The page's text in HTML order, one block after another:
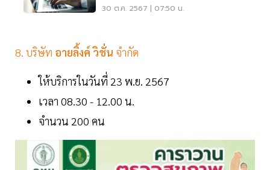
30 ต.ค. 2567 | 07:50 น.
8. บริษัท อายลิ้งค์ วิชั่น จำกัด
ให้บริการในวันที่ 23 พ.ย. 2567
เวลา 08.30 - 12.00 น.
จำนวน 200 คน